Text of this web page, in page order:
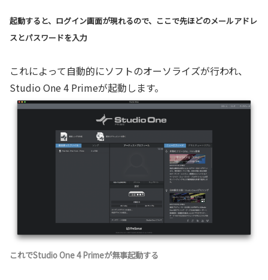
起動すると、ログイン画面が現れるので、ここで先ほどのメールアドレ
スとパスワードを入力
これによって自動的にソフトのオーソライズが行われ、
Studio One 4 Primeが起動します。
これでStudio One 4 Primeが無事起動する